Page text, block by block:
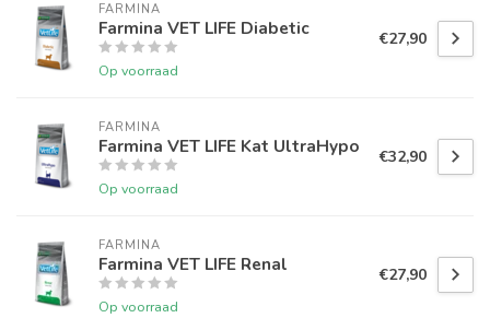
FARMINA
Farmina VET LIFE Diabetic
Op voorraad
€27,90
FARMINA
Farmina VET LIFE Kat UltraHypo
Op voorraad
€32,90
FARMINA
Farmina VET LIFE Renal
Op voorraad
€27,90